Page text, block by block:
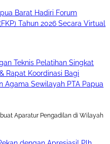
Barat Hadiri Forum
Tahun 2026 Secara Virtual
Teknis Pelatihan Singkat
Rapat Koordinasi Bagi
Agama Sewilayah PTA Papua
Aparatur Pengadilan di Wilayah